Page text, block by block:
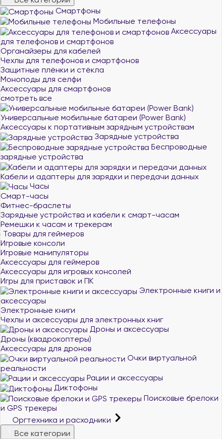
Смартфоны
Мобильные телефоны
Аксессуары
для телефонов и смартфонов
Органайзеры для кабелей
Чехлы для телефонов и смартфонов
Защитные плёнки и стёкла
Моноподы для селфи
Аксессуары для смартфонов
смотреть все
Универсальные мобильные батареи (Power Bank)
Аксессуары к портативным зарядным устройствам
Зарядные устройства
Беспроводные
зарядные устройства
Кабели и адаптеры для зарядки и передачи данных
Часы
Смарт-часы
Фитнес-браслеты
Зарядные устройства и кабели к смарт-часам
Ремешки к часам и трекерам
Товары для геймеров
Игровые консоли
Игровые манипуляторы
Аксессуары для геймеров
Аксессуары для игровых консолей
Игры для приставок и ПК
Электронные книги и
аксессуары
Электронные книги
Чехлы и аксессуары для электронных книг
Дроны и аксессуары
Дроны (квадрокоптеры)
Аксессуары для дронов
Очки виртуальной
реальности
Рации и аксессуары
Диктофоны
Поисковые брелоки
и GPS трекеры
Оргтехника и расходники
Все категории